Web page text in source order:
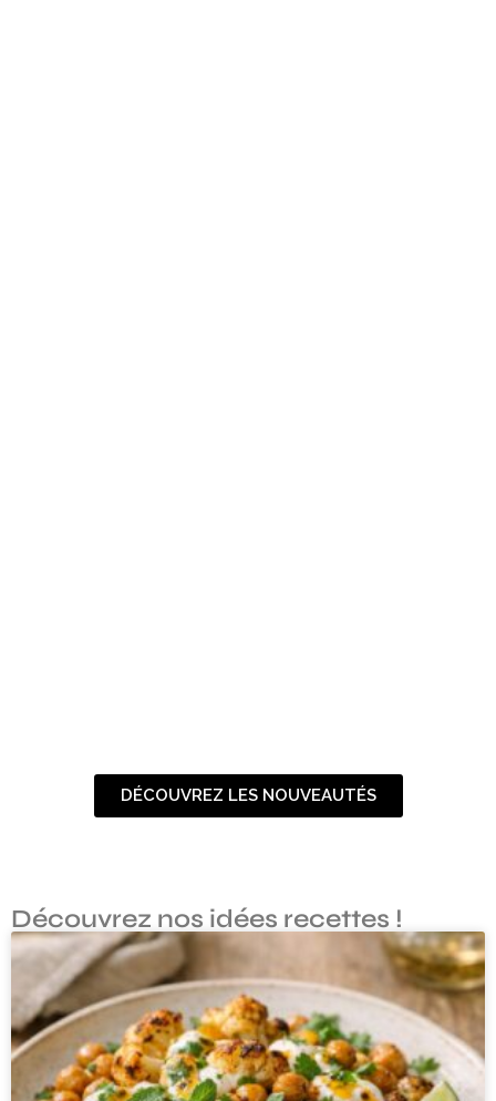
DÉCOUVREZ LES NOUVEAUTÉS
Découvrez nos idées recettes !